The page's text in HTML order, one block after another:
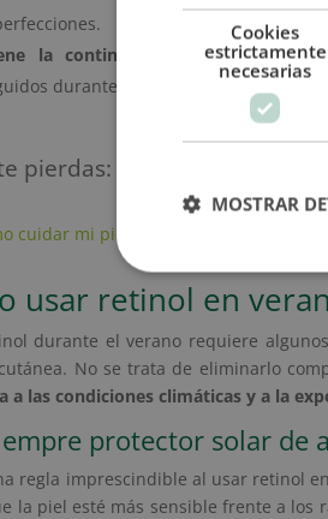
la continuidad del tratamiento.
durante el resto del año.
pierdas:
cuidar mi piel durante el verano?
usar retinol en
durante el verano requiere
No se trata de eliminarlo
a las condiciones climáticas y a la
protector solar de
regla imprescindible al usar retinol
la piel esté más sensible frente a los
Cookies
estrictamente
necesarias
MOSTRAR